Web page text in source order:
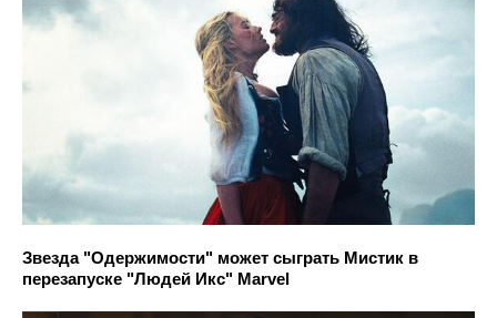
Звезда "Одержимости" может сыграть Мистик в
перезапуске "Людей Икс" Marvel